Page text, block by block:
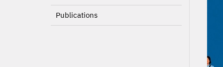
Publications